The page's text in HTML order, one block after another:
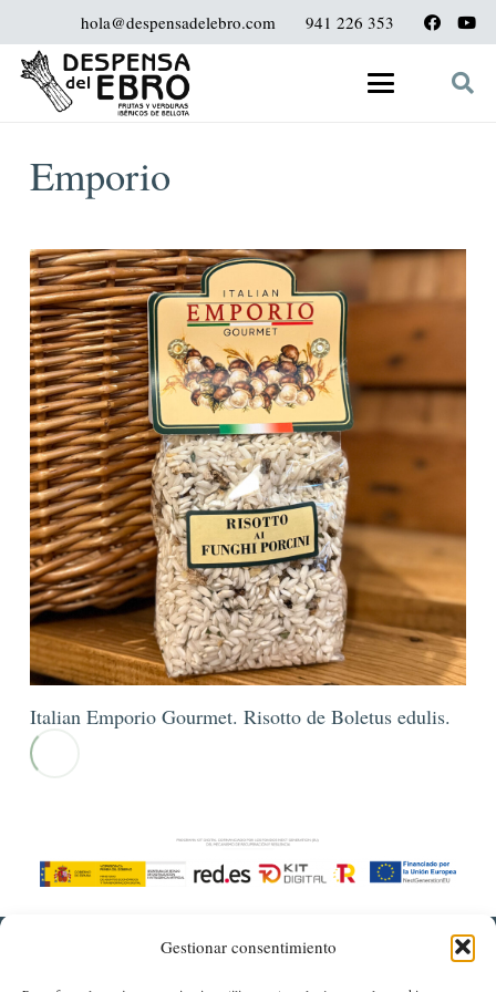
Gestionar consentimiento
hola@despensadelebro.com 941 226 353
Emporio
Italian Emporio Gourmet. Risotto de Boletus edulis.